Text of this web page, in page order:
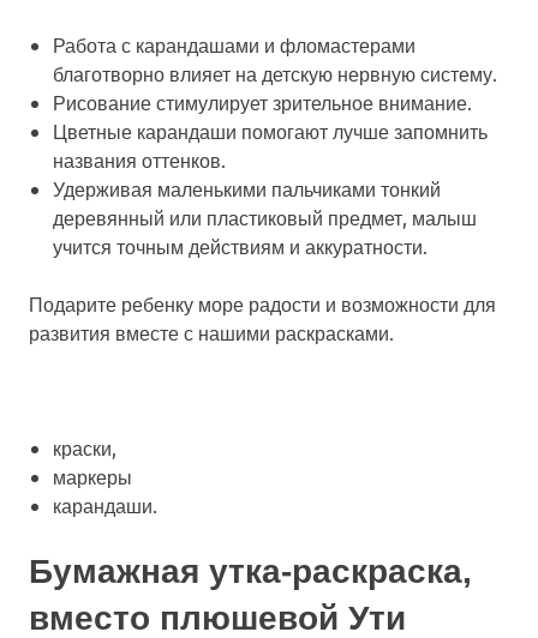
Работа с карандашами и фломастерами
благотворно влияет на детскую нервную систему.
Рисование стимулирует зрительное внимание.
Цветные карандаши помогают лучше запомнить
названия оттенков.
Удерживая маленькими пальчиками тонкий
деревянный или пластиковый предмет, малыш
учится точным действиям и аккуратности.
Подарите ребенку море радости и возможности для
развития вместе с нашими раскрасками.
краски,
маркеры
карандаши.
Бумажная утка-раскраска,
вместо плюшевой Ути